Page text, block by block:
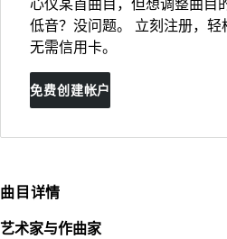
低音？没问题。 立刻注册，轻
无需信用卡。
免费创建帐户
曲目详情
艺术家与作曲家